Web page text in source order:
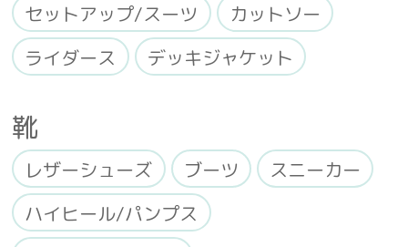
セットアップ/スーツ
カットソー
ライダース
デッキジャケット
靴
レザーシューズ ブーツ
スニーカー
ハイヒール/パンプス